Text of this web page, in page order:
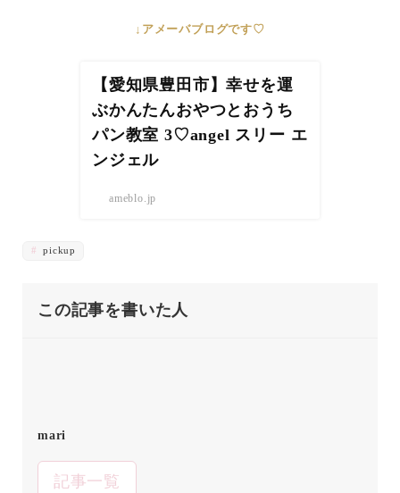
↓アメーバブログです♡
【愛知県豊田市】幸せを運
ぶかんたんおやつとおうち
パン教室 3♡angel スリー エ
ンジェル
ameblo.jp
pickup
この記事を書いた人
mari
記事一覧